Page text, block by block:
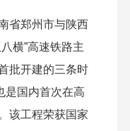
郑州市与陕西
横”高速铁路主
批开建的三条时
是国内首次在高
该工程荣获国家